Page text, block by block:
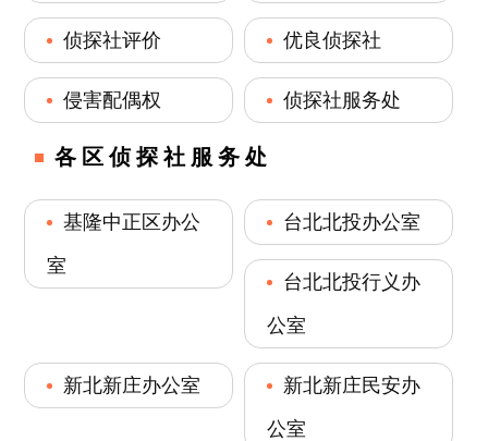
侦探社评价 优良侦探社
侵害配偶权 侦探社服务处
各区侦探社服务处
基隆中正区办公
室
台北北投办公室
台北北投行义办
公室
新北新庄办公室
新北新庄民安办
公室